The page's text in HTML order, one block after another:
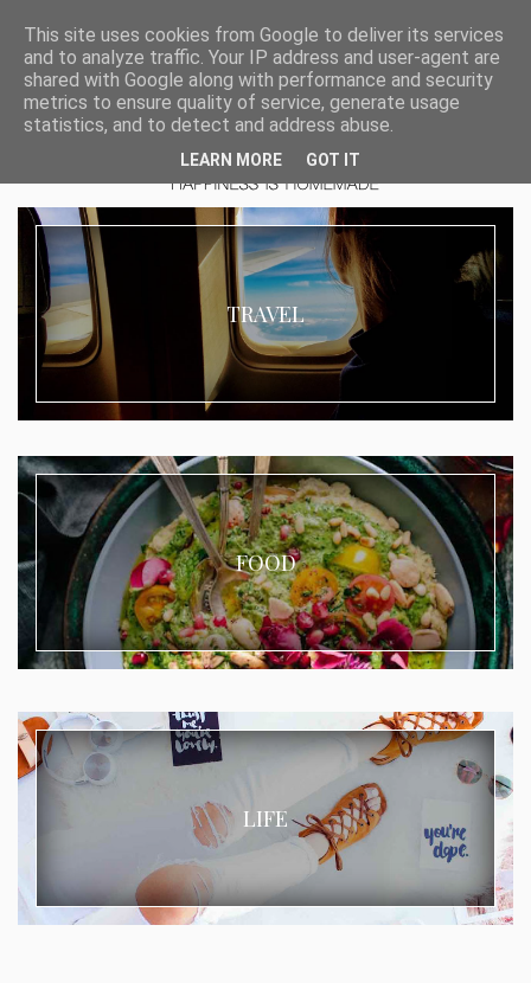
TRAVEL
FOOD
LIFE
This site uses cookies from Google to deliver its services
and to analyze traffic. Your IP address and user-agent are
shared with Google along with performance and security
metrics to ensure quality of service, generate usage
statistics, and to detect and address abuse.
LEARN MORE GOT IT